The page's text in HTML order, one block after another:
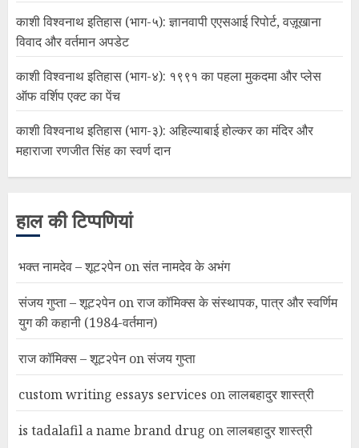
काशी विश्वनाथ इतिहास (भाग-५): ज्ञानवापी एएसआई रिपोर्ट, वज़ूखाना
विवाद और वर्तमान अपडेट
काशी विश्वनाथ इतिहास (भाग-४): १९९१ का पहला मुकदमा और प्लेस
ऑफ वर्शिप एक्ट का पेंच
काशी विश्वनाथ इतिहास (भाग-३): अहिल्याबाई होल्कर का मंदिर और
महाराजा रणजीत सिंह का स्वर्ण दान
हाल की टिप्पणियां
भक्त नामदेव – शूट२पेनonसंत नामदेव के अभंग
संजय गुप्ता – शूट२पेनonराज कॉमिक्स के संस्थापक, पात्र और स्वर्णिम
युग की कहानी (1984-वर्तमान)
राज कॉमिक्स – शूट२पेनonसंजय गुप्ता
custom writing essays services onलालबहादुर शास्त्री
is tadalafil a name brand drug onलालबहादुर शास्त्री